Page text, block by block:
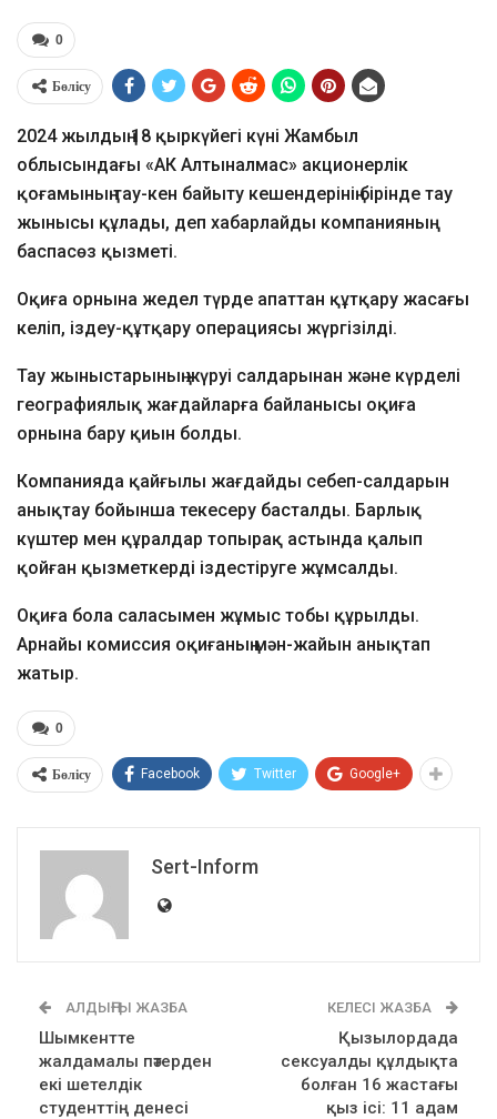
0
Бөлісу
2024 жылдың 18 қыркүйегі күні Жамбыл
облысындағы «АК Алтыналмас» акционерлік
қоғамының тау-кен байыту кешендерінің бірінде тау
жынысы құлады, деп хабарлайды компанияның
баспасөз қызметі.
Оқиға орнына жедел түрде апаттан құтқару жасағы
келіп, іздеу-құтқару операциясы жүргізілді.
Тау жыныстарының жүруі салдарынан және күрделі
географиялық жағдайларға байланысы оқиға
орнына бару қиын болды.
Компанияда қайғылы жағдайды себеп-салдарын
анықтау бойынша текесеру басталды. Барлық
күштер мен құралдар топырақ астында қалып
қойған қызметкерді іздестіруге жұмсалды.
Оқиға бола саласымен жұмыс тобы құрылды.
Арнайы комиссия оқиғаның мән-жайын анықтап
жатыр.
0
Бөлісу Facebook Twitter Google+
Sert-Inform
АЛДЫҢҒЫ ЖАЗБА
Шымкентте
жалдамалы пәтерден
екі шетелдік
студенттің денесі
КЕЛЕСІ ЖАЗБА
Қызылордада
сексуалды құлдықта
болған 16 жастағы
қыз ісі: 11 адам